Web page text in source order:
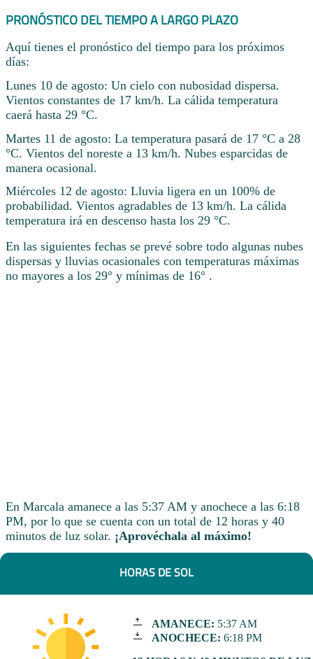
PRONÓSTICO DEL TIEMPO A LARGO PLAZO
Aquí tienes el pronóstico del tiempo para los próximos
días:
Lunes 10 de agosto: Un cielo con nubosidad dispersa.
Vientos constantes de 17 km/h. La cálida temperatura
caerá hasta 29 °C.
Martes 11 de agosto: La temperatura pasará de 17 °C a 28
°C. Vientos del noreste a 13 km/h. Nubes esparcidas de
manera ocasional.
Miércoles 12 de agosto: Lluvia ligera en un 100% de
probabilidad. Vientos agradables de 13 km/h. La cálida
temperatura irá en descenso hasta los 29 °C.
En las siguientes fechas se prevé sobre todo algunas nubes
dispersas y lluvias ocasionales con temperaturas máximas
no mayores a los 29° y mínimas de 16° .
En Marcala amanece a las 5:37 AM y anochece a las 6:18
PM, por lo que se cuenta con un total de 12 horas y 40
minutos de luz solar. ¡Aprovéchala al máximo!
HORAS DE SOL
AMANECE: 5:37 AM
ANOCHECE: 6:18 PM